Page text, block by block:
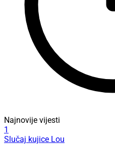
Najnovije vijesti
1
Slučaj kujice Lou